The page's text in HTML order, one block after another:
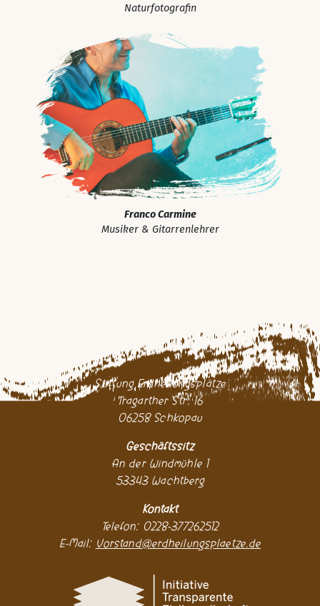
Naturfotografin
Franco Carmine
Musiker & Gitarrenlehrer
Stiftung Erdheilungsplätze
Tragarther Str. 16
06258 Schkopau
Geschäftssitz
An der Windmühle 1
53343 Wachtberg
Kontakt
Telefon: 0228-377262512
E-Mail: Vorstand@erdheilungsplaetze.de